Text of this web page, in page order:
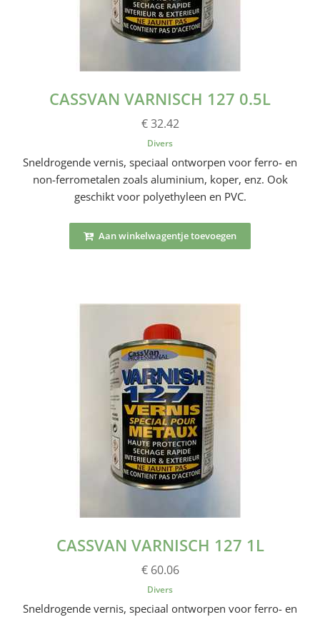
CASSVAN VARNISCH 127 0.5L
€ 32.42
Divers
Sneldrogende vernis, speciaal ontworpen voor ferro- en
non-ferrometalen zoals aluminium, koper, enz. Ook
geschikt voor polyethyleen en PVC.
Aan winkelwagentje toevoegen
CASSVAN VARNISCH 127 1L
€ 60.06
Divers
Sneldrogende vernis, speciaal ontworpen voor ferro- en